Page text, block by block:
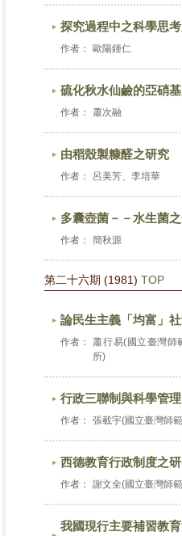
探究過程中之科學思
作者： 歐陽鍾仁
硫化秋水仙鹼的亞硝
作者： 蕭次融
由稻殼製糠醛之研究
作者： 呂美芳、李培華
多囊壺菌－－水生菌
作者： 簡秋源
第二十六期 (1981) TOP
論民生主義「均富」
作者：
蕭行易(國立臺灣師
所)
行政三聯制與科學管理
作者： 張載宇(國立臺灣師
西德教育行政制度之
作者： 謝文全(國立臺灣師
我國現行主要補習教